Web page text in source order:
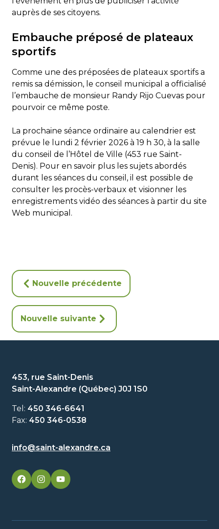
auprès de ses citoyens.
Embauche préposé de plateaux
sportifs
Comme une des préposées de plateaux sportifs a
remis sa démission, le conseil municipal a officialisé
l’embauche de monsieur Randy Rijo Cuevas pour
pourvoir ce même poste.
La prochaine séance ordinaire au calendrier est
prévue le lundi 2 février 2026 à 19 h 30, à la salle
du conseil de l’Hôtel de Ville (453 rue Saint-
Denis). Pour en savoir plus les sujets abordés
durant les séances du conseil, il est possible de
consulter les procès-verbaux et visionner les
enregistrements vidéo des séances à partir du site
Web municipal.
Nouvelle précédente
Nouvelle suivante
453, rue Saint-Denis
Saint-Alexandre (Québec) J0J 1S0
Tel: 450 346-6641
Fax: 450 346-0538
info@saint-alexandre.ca
facebookgoogleplusgoogleplus